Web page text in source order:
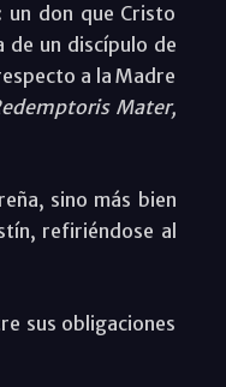
un don que Cristo
de un discípulo de
a la Madre
Mater,
sino más bien
refiriéndose al
sus obligaciones